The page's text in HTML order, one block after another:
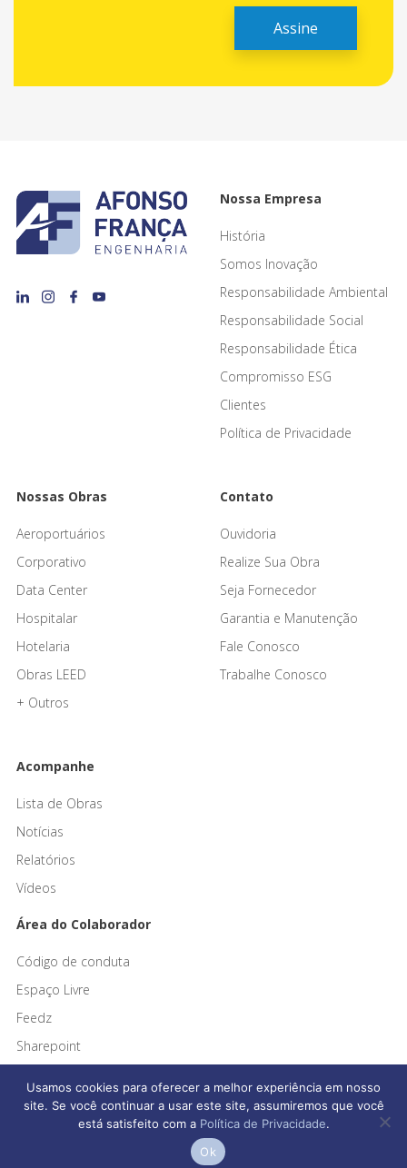
Nossa Empresa
História
Somos Inovação
Responsabilidade Ambiental
Responsabilidade Social
Responsabilidade Ética
Compromisso ESG
Clientes
Política de Privacidade
Nossas Obras
Aeroportuários
Corporativo
Data Center
Hospitalar
Hotelaria
Obras LEED
+ Outros
Contato
Ouvidoria
Realize Sua Obra
Seja Fornecedor
Garantia e Manutenção
Fale Conosco
Trabalhe Conosco
Acompanhe
Lista de Obras
Notícias
Relatórios
Vídeos
Área do Colaborador
Código de conduta
Espaço Livre
Feedz
Sharepoint
Afonso França Engenharia © 2026 Todos os direitos reservados
Usamos cookies para oferecer a melhor experiência em nosso
site. Se você continuar a usar este site, assumiremos que você
está satisfeito com a Política de Privacidade.
Ok